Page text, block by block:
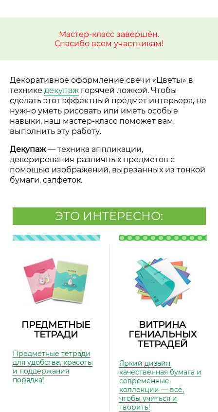
Мастер-класс завершён.
Спасибо всем участникам!
Декоративное оформление свечи «Цветы» в
технике декупаж горячей ложкой. Чтобы
сделать этот эффектный предмет интерьера, не
нужно уметь рисовать или иметь особые
навыки, наш мастер-класс поможет вам
выполнить эту работу.
Декупаж — техника аппликации,
декорирования различных предметов с
помощью изображений, вырезанных из тонкой
бумаги, салфеток.
ЭТО ИНТЕРЕСНО:
ПРЕДМЕТНЫЕ
ТЕТРАДИ
Предметные тетради
для удобства, красоты
и поддержания
порядка!
ВИТРИНА
ГЕНИАЛЬНЫХ
ТЕТРАДЕЙ
Яркий дизайн,
качественная бумага и
современные
коллекции — всё,
чтобы учиться и
творить!